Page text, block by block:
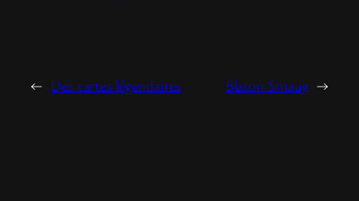
← Des cartes légendaires Blason Smaug →